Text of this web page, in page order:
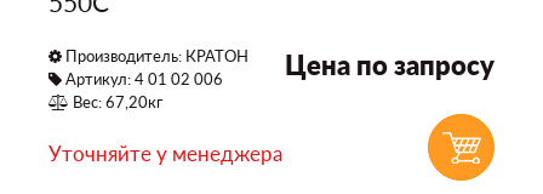
Производитель: КРАТОН
Артикул: 4 01 02 006
Вес: 67,20кг
Цена по запросу
Уточняйте у менеджера